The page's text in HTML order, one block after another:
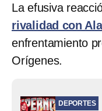
La efusiva
rivalidad con
enfrentamiento
Orígenes.
DEPORTES